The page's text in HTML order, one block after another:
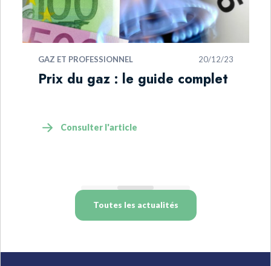
GAZ ET PROFESSIONNEL 20/12/23
Prix du gaz : le guide complet
Consulter l'article
Toutes les actualités